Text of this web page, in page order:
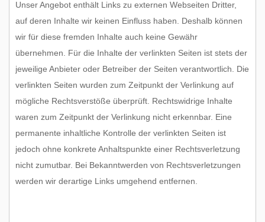
Unser Angebot enthält Links zu externen Webseiten Dritter,
auf deren Inhalte wir keinen Einfluss haben. Deshalb können
wir für diese fremden Inhalte auch keine Gewähr
übernehmen. Für die Inhalte der verlinkten Seiten ist stets der
jeweilige Anbieter oder Betreiber der Seiten verantwortlich. Die
verlinkten Seiten wurden zum Zeitpunkt der Verlinkung auf
mögliche Rechtsverstöße überprüft. Rechtswidrige Inhalte
waren zum Zeitpunkt der Verlinkung nicht erkennbar. Eine
permanente inhaltliche Kontrolle der verlinkten Seiten ist
jedoch ohne konkrete Anhaltspunkte einer Rechtsverletzung
nicht zumutbar. Bei Bekanntwerden von Rechtsverletzungen
werden wir derartige Links umgehend entfernen.